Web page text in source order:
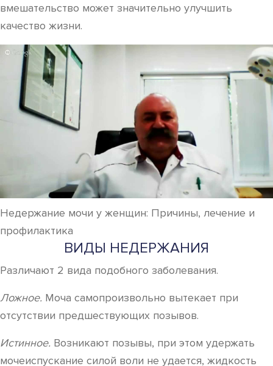
вмешательство может значительно улучшить
качество жизни.
Недержание мочи у женщин: Причины, лечение и
профилактика
ВИДЫ НЕДЕРЖАНИЯ
Различают 2 вида подобного заболевания.
Ложное. Моча самопроизвольно вытекает при
отсутствии предшествующих позывов.
Истинное. Возникают позывы, при этом удержать
мочеиспускание силой воли не удается, жидкость